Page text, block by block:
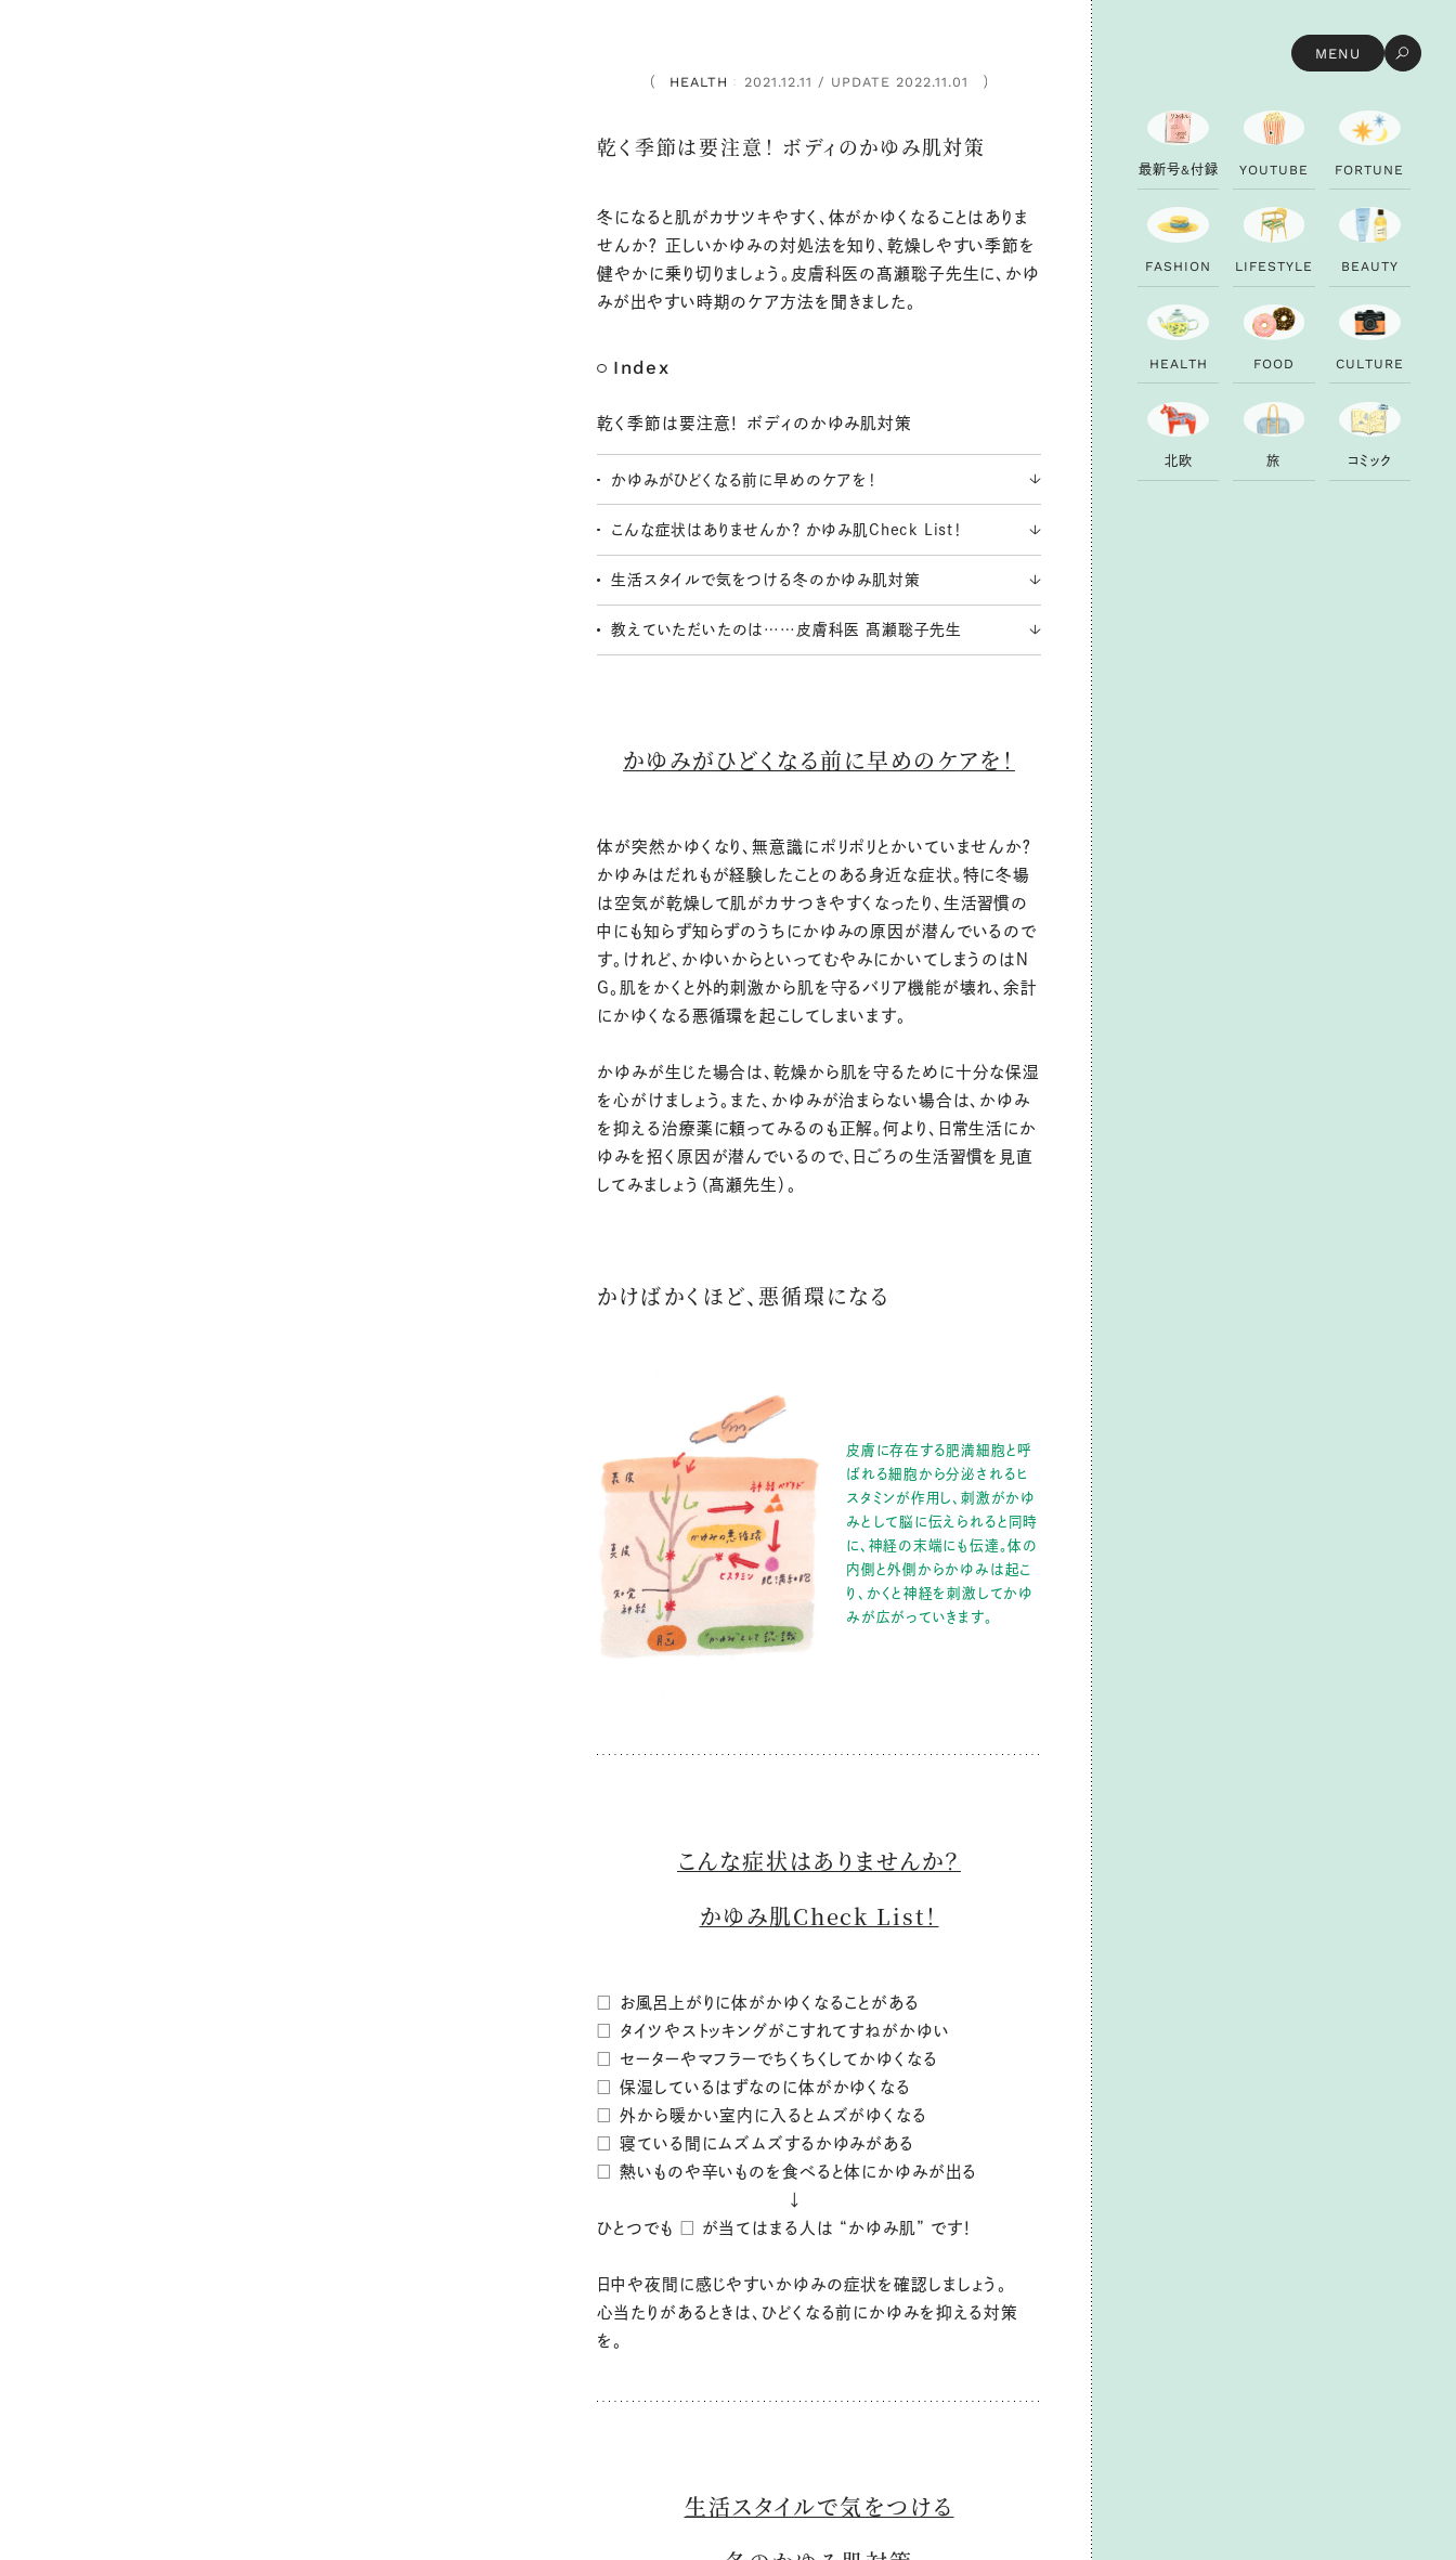
MENU
HEALTH
： 2021.12.11 / UPDATE 2022.11.01
乾く季節は要注意！ ボディのかゆみ肌対策
冬になると肌がカサツキやすく、体がかゆくなることはありま
せんか？ 正しいかゆみの対処法を知り、乾燥しやすい季節を
健やかに乗り切りましょう。皮膚科医の髙瀬聡子先生に、かゆ
みが出やすい時期のケア方法を聞きました。
Index
乾く季節は要注意！ ボディのかゆみ肌対策
かゆみがひどくなる前に早めのケアを！
こんな症状はありませんか？ かゆみ肌Check List！
生活スタイルで気をつける冬のかゆみ肌対策
教えていただいたのは……皮膚科医 髙瀬聡子先生
かゆみがひどくなる前に早めのケアを！
体が突然かゆくなり、無意識にポリポリとかいていませんか？
かゆみはだれもが経験したことのある身近な症状。特に冬場
は空気が乾燥して肌がカサつきやすくなったり、生活習慣の
中にも知らず知らずのうちにかゆみの原因が潜んでいるので
す。けれど、かゆいからといってむやみにかいてしまうのはＮ
Ｇ。肌をかくと外的刺激から肌を守るバリア機能が壊れ、余計
にかゆくなる悪循環を起こしてしまいます。
かゆみが生じた場合は、乾燥から肌を守るために十分な保湿
を心がけましょう。また、かゆみが治まらない場合は、かゆみ
を抑える治療薬に頼ってみるのも正解。何より、日常生活にか
ゆみを招く原因が潜んでいるので、日ごろの生活習慣を見直
してみましょう（髙瀬先生）。
かけばかくほど、悪循環になる
皮膚に存在する肥満細胞と呼
ばれる細胞から分泌されるヒ
スタミンが作用し、刺激がかゆ
みとして脳に伝えられると同時
に、神経の末端にも伝達。体の
内側と外側からかゆみは起こ
り、かくと神経を刺激してかゆ
みが広がっていきます。
こんな症状はありませんか？
かゆみ肌Check List！
□ お風呂上がりに体がかゆくなることがある
□ タイツやストッキングがこすれてすねがかゆい
□ セーターやマフラーでちくちくしてかゆくなる
□ 保湿しているはずなのに体がかゆくなる
□ 外から暖かい室内に入るとムズがゆくなる
□ 寝ている間にムズムズするかゆみがある
□ 熱いものや辛いものを食べると体にかゆみが出る
↓
ひとつでも □ が当てはまる人は “かゆみ肌” です！
日中や夜間に感じやすいかゆみの症状を確認しましょう。
心当たりがあるときは、ひどくなる前にかゆみを抑える対策
を。
生活スタイルで気をつける
最新号&付録 YOUTU B E FORTU N E
FAS H ION LI FESTYLE B EAUTY
H EALTH FOOD CU LTU RE
北欧 旅 コ ミ ック